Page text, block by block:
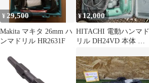
¥ 29,500
Makita マキタ 26mm ハ
ンマドリル HR2631F
¥12,000
HITACHI 電動ハンマド
リル DH24VD 本体 ケ